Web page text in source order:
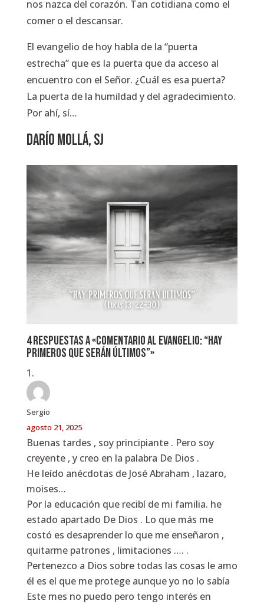
nos nazca del corazón. Tan cotidiana como el
comer o el descansar.
El evangelio de hoy habla de la “puerta
estrecha” que es la puerta que da acceso al
encuentro con el Señor. ¿Cuál es esa puerta?
La puerta de la humildad y del agradecimiento.
Por ahí, sí…
DARÍO MOLLÁ, SJ
4 respuestas a «Comentario al Evangelio: “Hay
primeros que serán últimos”»
Sergio
agosto 21, 2025
Buenas tardes , soy principiante . Pero soy
creyente , y creo en la palabra De Dios .
He leído anécdotas de José Abraham , lazaro,
moises…
Por la educación que recibí de mi familia. he
estado apartado De Dios . Lo que más me
costó es desaprender lo que me enseñaron ,
quitarme patrones , limitaciones …. .
Pertenezco a Dios sobre todas las cosas le amo
él es el que me protege aunque yo no lo sabía
Este mes no puedo pero tengo interés en